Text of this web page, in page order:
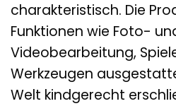
charakteristisch. Die
Funktionen wie Foto-
Videobearbeitung,
Werkzeugen
Welt kindgerecht